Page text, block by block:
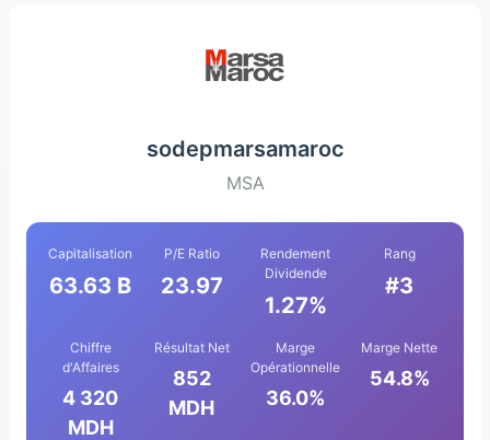
sodepmarsamaroc
MSA
Capitalisation
63.63 B
P/E Ratio
23.97
Rendement
Dividende
1.27%
Rang
#3
Chiffre
d'Affaires
4 320
MDH
Résultat Net
852
MDH
Marge
Opérationnelle
36.0%
Marge Nette
54.8%